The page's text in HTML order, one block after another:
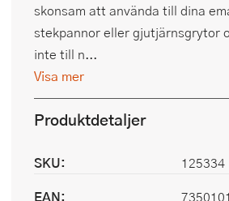
skonsam att använda till dina
stekpannor eller gjutjärnsgrytor
inte till n...
Visa mer
Produktdetaljer
SKU:
125334
EAN: